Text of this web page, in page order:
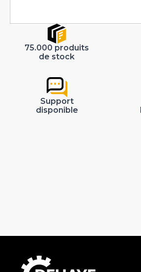
75.000 produits
de stock
Support
disponible